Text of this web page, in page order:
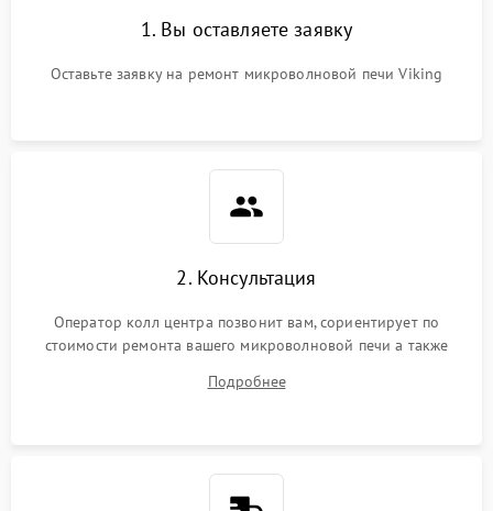
1. Вы оставляете заявку
Оставьте заявку на ремонт микроволновой печи Viking
2. Консультация
Оператор колл центра позвонит вам, сориентирует по
стоимости ремонта вашего микроволновой печи а также
Подробнее